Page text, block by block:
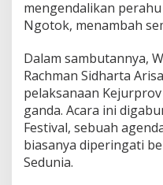
e
t
mengendalikan
Ngotok, menambah
Dalam sambutannya,
Rachman Sidharta
pelaksanaan
ganda. Acara ini
Festival, sebuah
biasanya diperingati
Sedunia.